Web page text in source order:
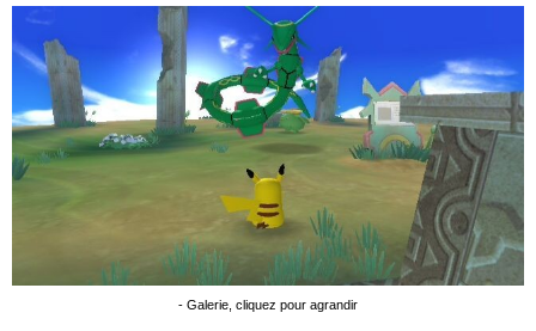
- Galerie, cliquez pour agrandir